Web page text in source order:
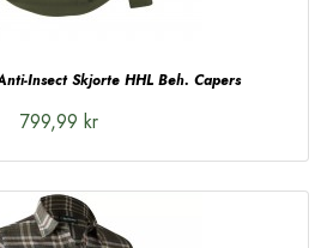
Insect Skjorte HHL Beh. Capers
799,99 kr